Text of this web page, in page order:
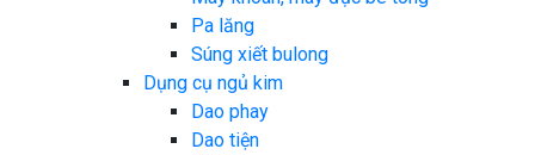
Pa lăng
Súng xiết bulong
Dụng cụ ngủ kim
Dao phay
Dao tiện